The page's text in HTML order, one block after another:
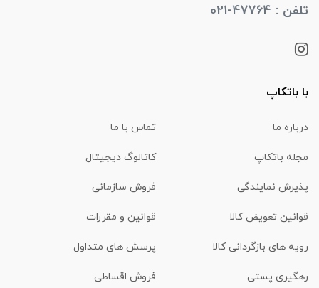
تلفن : 47764-021
با باتکاپ
درباره ما تماس با ما
مجله باتکاپ کاتالوگ دیجیتال
پذیرش نمایندگی فروش سازمانی
قوانین تعویض کالا قوانین و مقررات
رویه های بازگردانی کالا پرسش های متداول
رهگیری پستی فروش اقساطی